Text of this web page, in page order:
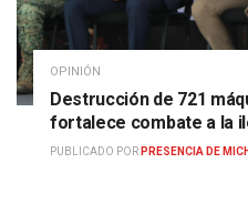
OPINIÓN
Destrucción de 721
fortalece combate a la
PUBLICADO POR PRESENCIA DE